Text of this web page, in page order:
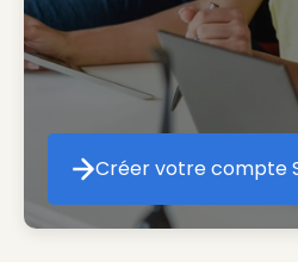
Créer
Créer votre compte